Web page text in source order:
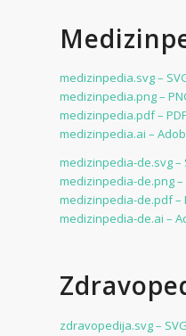
medizinpedia.svg –
medizinpedia.png –
medizinpedia.pdf – PDF
medizinpedia.ai –
medizinpedia-de.svg –
medizinpedia-de.png –
medizinpedia-de.pdf –
medizinpedia-de.ai –
zdravopedija.svg – SVG